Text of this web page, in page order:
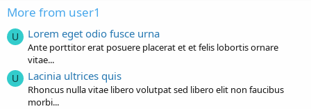
More from user1
U Lorem eget odio fusce urna
Ante porttitor erat posuere placerat et et felis lobortis ornare
vitae...
U Lacinia ultrices quis
Rhoncus nulla vitae libero volutpat sed libero elit non faucibus
morbi...